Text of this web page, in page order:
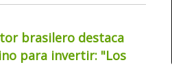
brasilero destaca
para invertir: "Los